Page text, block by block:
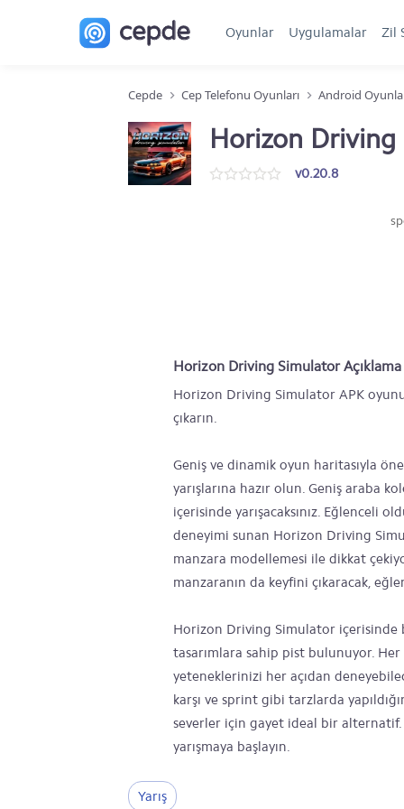
Oyunlar Uygulamalar Zil
Cepde Cep Telefonu Oyunları Android
Horizon
v0.20.8
Horizon Driving Simulator Açıklama
Horizon Driving Simulator APK
çıkarın.
Geniş ve dinamik oyun haritasıyla
yarışlarına hazır olun. Geniş araba
içerisinde yarışacaksınız. Eğlenceli
deneyimi sunan Horizon Driving
manzara modellemesi ile dikkat
manzaranın da keyfini çıkaracak,
Horizon Driving Simulator içerisinde
tasarımlara sahip pist bulunuyor.
yeteneklerinizi her açıdan
karşı ve sprint gibi tarzlarda
severler için gayet ideal bir
yarışmaya başlayın.
Yarış